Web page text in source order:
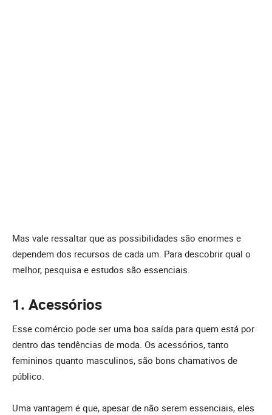
Mas vale ressaltar que as possibilidades são enormes e
dependem dos recursos de cada um. Para descobrir qual o
melhor, pesquisa e estudos são essenciais.
1. Acessórios
Esse comércio pode ser uma boa saída para quem está por
dentro das tendências de moda. Os acessórios, tanto
femininos quanto masculinos, são bons chamativos de
público.
Uma vantagem é que, apesar de não serem essenciais, eles